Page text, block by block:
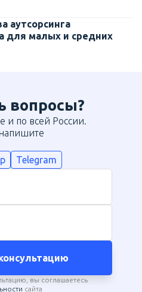
аутсорсинга
для малых и средних
вопросы?
и по всей России.
Telegram
вы соглашаетесь
сайта